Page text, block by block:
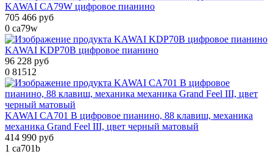
KAWAI CA79W цифровое пианино
705 466 руб
0 ca79w
KAWAI KDP70B цифровое пианино
96 228 руб
0 81512
KAWAI CA701 B цифровое пианино, 88 клавиш, механика
механика Grand Feel III, цвет черный матовый
414 990 руб
1 ca701b